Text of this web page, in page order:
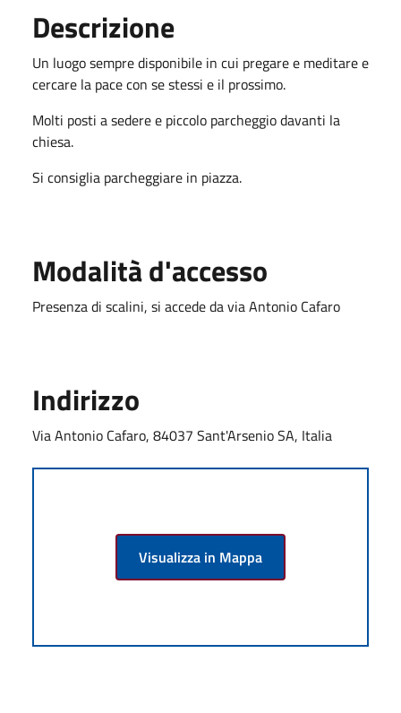
Descrizione
Un luogo sempre disponibile in cui pregare e meditare e
cercare la pace con se stessi e il prossimo.
Molti posti a sedere e piccolo parcheggio davanti la
chiesa.
Si consiglia parcheggiare in piazza.
Modalità d'accesso
Presenza di scalini, si accede da via Antonio Cafaro
Indirizzo
Via Antonio Cafaro, 84037 Sant'Arsenio SA, Italia
Visualizza in Mappa